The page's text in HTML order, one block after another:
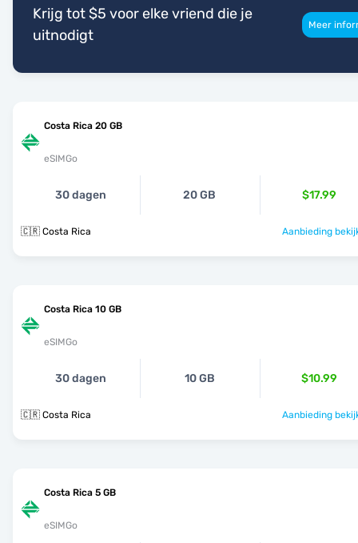
Krijg tot $5 voor elke vriend die je
uitnodigt
Meer
Costa Rica 20 GB
eSIMGo
30 dagen 20 GB $17.99
🇨🇷 Costa Rica Aanbieding
Costa Rica 10 GB
eSIMGo
30 dagen 10 GB $10.99
🇨🇷 Costa Rica Aanbieding
Costa Rica 5 GB
eSIMGo